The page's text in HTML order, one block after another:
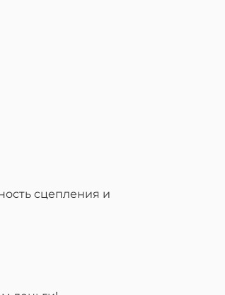
сцепления и